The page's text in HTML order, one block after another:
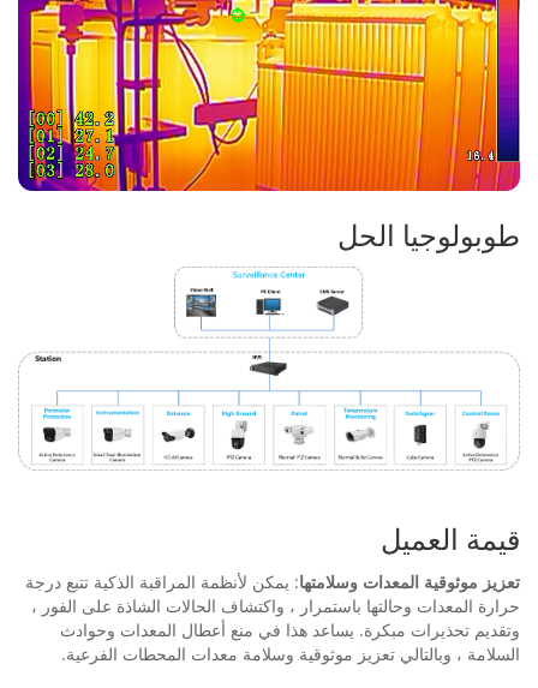
طوبولوجيا الحل
قيمة العميل
تعزيز موثوقية المعدات وسلامتها: يمكن لأنظمة المراقبة الذكية تتبع درجة
حرارة المعدات وحالتها باستمرار ، واكتشاف الحالات الشاذة على الفور ،
وتقديم تحذيرات مبكرة. يساعد هذا في منع أعطال المعدات وحوادث
السلامة ، وبالتالي تعزيز موثوقية وسلامة معدات المحطات الفرعية.